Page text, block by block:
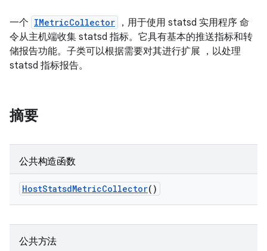
一个 IMetricCollector
，用于使用 statsd 实用程序 命
令从主机端收集 statsd 指标。它具有基本的推送指标和转
储报告功能。子类可以根据需要对其进行扩展 ，以处理
statsd 指标报告。
摘要
公共构造函数
HostStatsdMetricCollector()
公共方法